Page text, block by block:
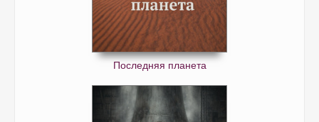
Последняя планета